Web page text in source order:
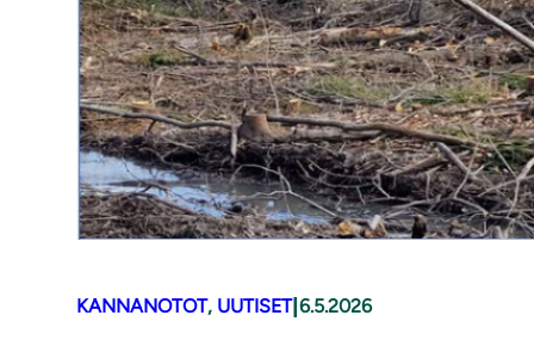
KANNANOTOT, UUTISET|6.5.2026